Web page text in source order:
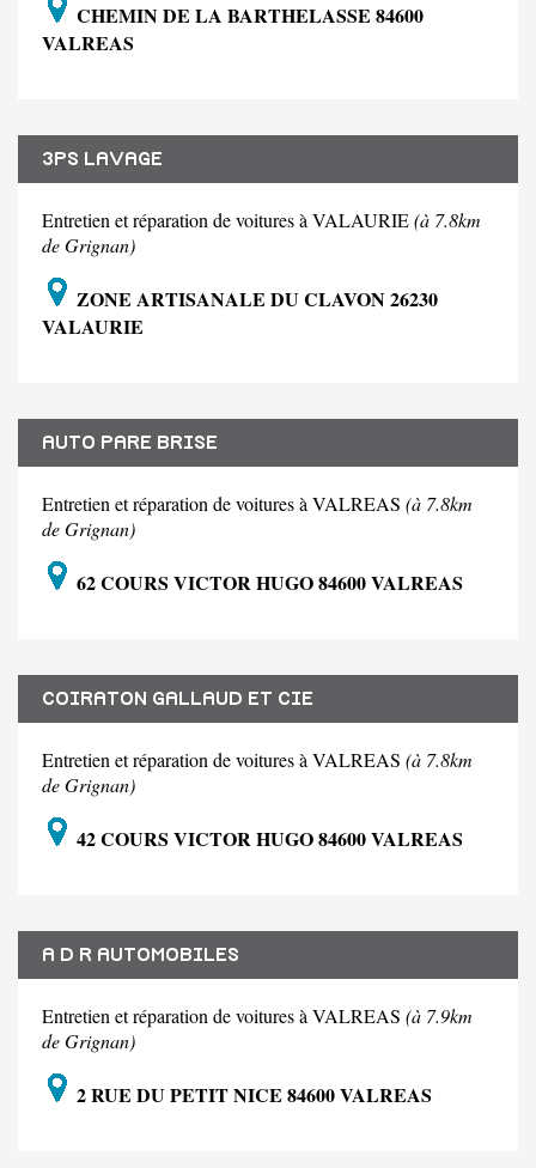
CHEMIN DE LA BARTHELASSE 84600
VALREAS
3PS LAVAGE
Entretien et réparation de voitures à VALAURIE(à 7.8km
de Grignan)
ZONE ARTISANALE DU CLAVON 26230
VALAURIE
AUTO PARE BRISE
Entretien et réparation de voitures à VALREAS (à 7.8km
de Grignan)
62 COURS VICTOR HUGO 84600 VALREAS
COIRATON GALLAUD ET CIE
Entretien et réparation de voitures à VALREAS (à 7.8km
de Grignan)
42 COURS VICTOR HUGO 84600 VALREAS
A D R AUTOMOBILES
Entretien et réparation de voitures à VALREAS (à 7.9km
de Grignan)
2 RUE DU PETIT NICE 84600 VALREAS